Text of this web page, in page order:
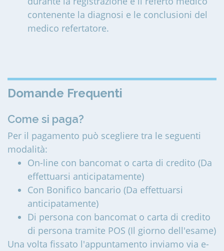
contenente la diagnosi e le conclusioni del
medico refertatore.
Domande Frequenti
Come si paga?
Per il pagamento può scegliere tra le seguenti
modalità:
On-line con bancomat o carta di credito (Da
effettuarsi anticipatamente)
Con Bonifico bancario (Da effettuarsi
anticipatamente)
Di persona con bancomat o carta di credito
di persona tramite POS (Il giorno dell'esame)
Una volta fissato l'appuntamento inviamo via e-